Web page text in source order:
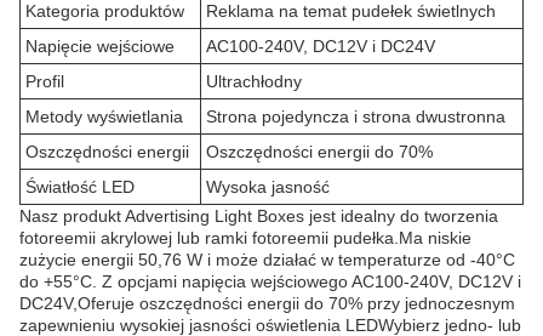
Kategoria produktów
Reklama na temat pudełek świetlnych
Napięcie wejściowe
AC100-240V, DC12V i DC24V
Profil
Ultrachłodny
Metody wyświetlania
Strona pojedyncza i strona dwustronna
Oszczędności energii
Oszczędności energii do 70%
Światłość LED
Wysoka jasność
Nasz produkt Advertising Light Boxes jest idealny do tworzenia
fotoreemii akrylowej lub ramki fotoreemii pudełka.Ma niskie
zużycie energii 50,76 W i może działać w temperaturze od -40°C
do +55°C. Z opcjami napięcia wejściowego AC100-240V, DC12V i
DC24V,Oferuje oszczędności energii do 70% przy jednoczesnym
zapewnieniu wysokiej jasności oświetlenia LEDWybierz jedno- lub